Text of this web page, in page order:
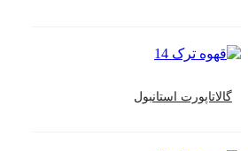
گالاتاپورت استانبول